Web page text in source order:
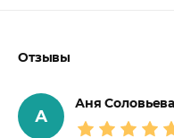
Отзывы
А
Аня Соловьева